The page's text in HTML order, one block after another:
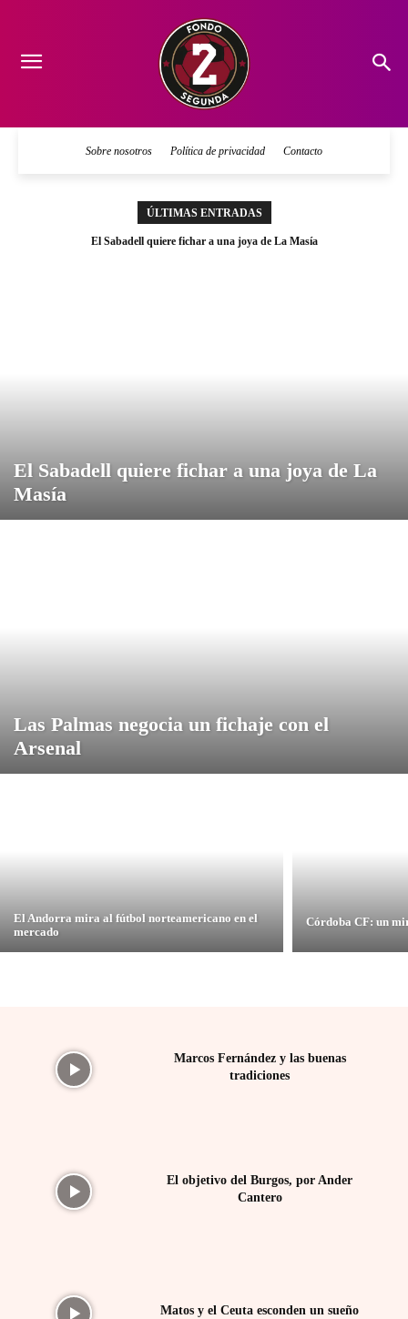
Sobre nosotros Política de privacidad Contacto
ÚLTIMAS ENTRADAS
El Sabadell quiere fichar a una joya de La Masía
El Sabadell quiere fichar a una joya de La
Masía
Las Palmas negocia un fichaje con el
Arsenal
El Andorra mira al fútbol norteamericano en el
mercado
Córdoba CF: un
Marcos Fernández y las buenas
tradiciones
El objetivo del Burgos, por Ander
Cantero
Matos y el Ceuta esconden un sueño